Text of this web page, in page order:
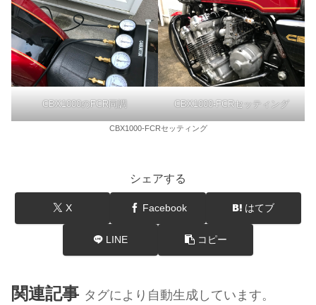
CBX1000のFCR同調 CBX1000-FCRセッティング
CBX1000-FCRセッティング
シェアする
X Facebook はてブ
LINE コピー
関連記事 タグにより自動生成しています。